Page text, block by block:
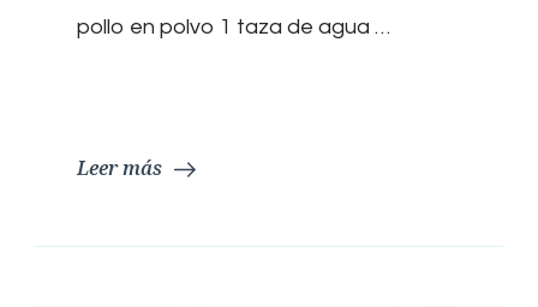
pollo en polvo 1 taza de agua …
Leer más